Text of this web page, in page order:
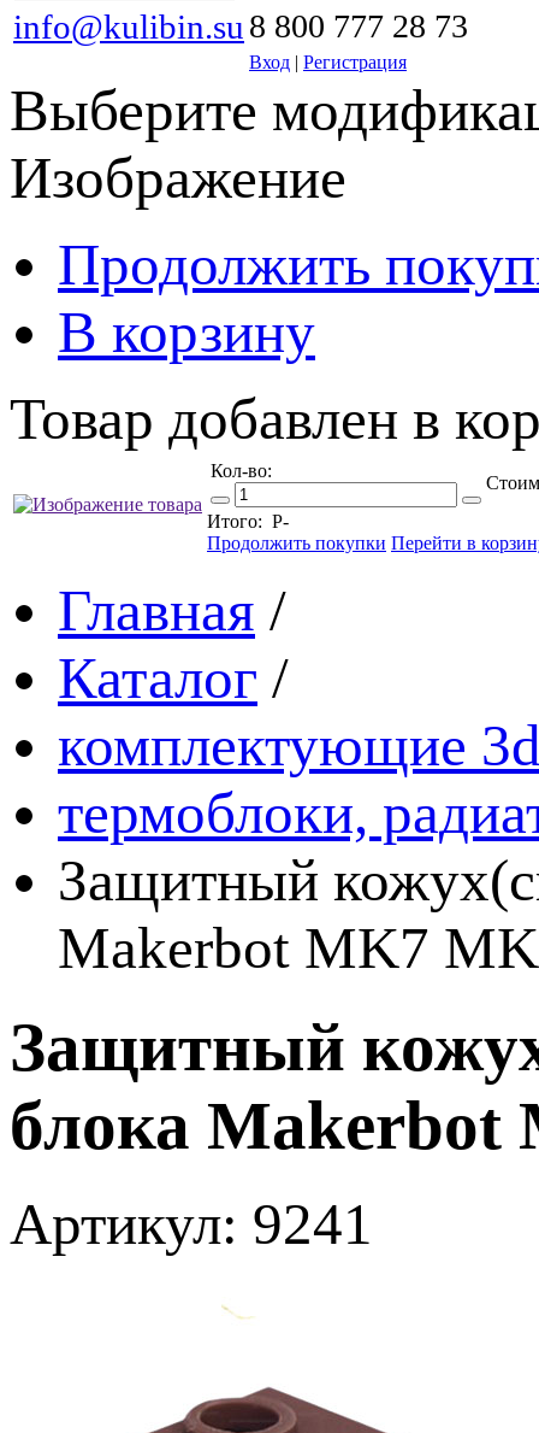
info@kulibin.su 8 800 777 28 73
Вход | Регистрация
Выберите
Изображение
Продолжить
В корзину
Товар добавлен в
Кол-во:
Итого: Р-
Продолжить покупки Перейти в
Главная /
Каталог /
комплектующие
термоблоки,
Защитный
Makerbot MK7
Защитный
блока Makerbot
Артикул: 9241